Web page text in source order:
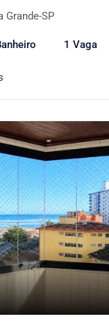
Grande-SP
1 Vaga